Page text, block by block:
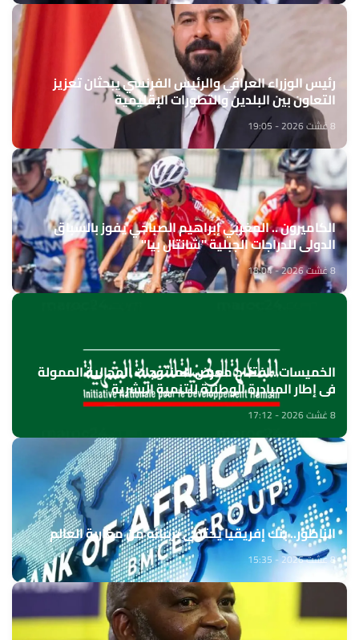
رئيس الوزراء العراقي والرئيس الفرنسي يبحثان تعزيز
التعاون بين البلدين والتطورات الإقليمية
8 غشت 2026 - 19:05
الكاميرون .. المغربي إبراهيم الصباحي يفوز بالسباق
الدولي للدراجات الجبلية "شانتال بيا"
8 غشت 2026 - 18:04
الخميسات ..افتتاح معرض للمنتوجات المجالية الممولة
في إطار المبادرة الوطنية للتنمية البشرية
8 غشت 2026 - 17:12
الناظور.. بنك إفريقيا يحتفي بزبنائه من مغاربة العالم
8 غشت 2026 - 15:35